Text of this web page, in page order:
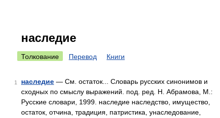
наследие
Толкование Перевод Книги
1 наследие — См. остаток... Словарь русских синонимов и
сходных по смыслу выражений. под. ред. Н. Абрамова, М.:
Русские словари, 1999. наследие наследство, имущество,
остаток, отчина, традиция, патристика, унаследование,